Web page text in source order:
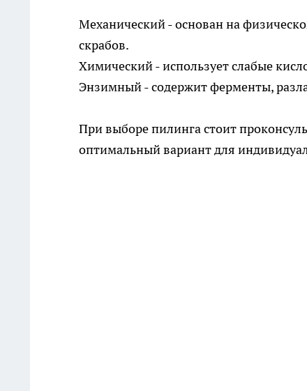
Механический - основан на
скрабов.
Химический - использует слабые
Энзимный - содержит ферменты,
При выборе пилинга стоит
оптимальный вариант для